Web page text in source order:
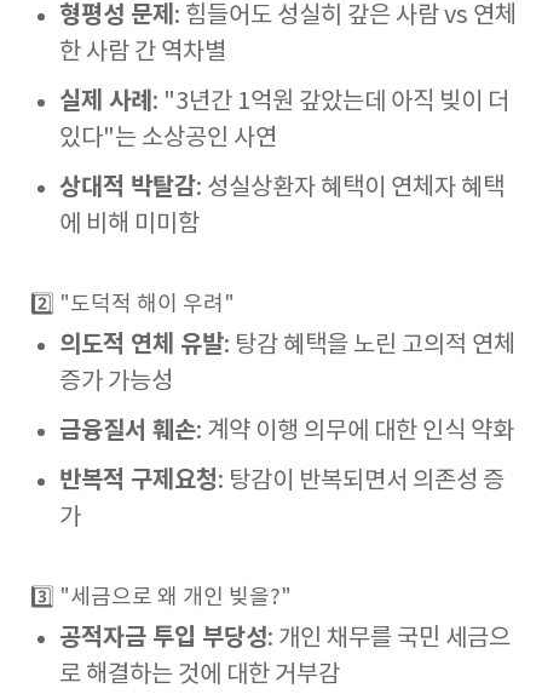
형평성 문제 : 힘들어도 성실히 갚은 사람 vs 연체
한 사람 간 역차별
실제 사례 : "3년간 1억원 갚았는데 아직 빚이 더
있다"는 소상공인 사연
상대적 박탈감: 성실상환자 혜택이 연체자 혜택
에 비해 미미함
2️⃣ "도덕적 해이 우려"
의도적 연체 유발: 탕감 혜택을 노린 고의적 연체
증가 가능성
금융질서 훼손: 계약 이행 의무에 대한 인식 약화
반복적 구제요청: 탕감이 반복되면서 의존성 증
가
3️⃣ "세금으로 왜 개인 빚을?"
공적자금 투입 부당성: 개인 채무를 국민 세금으
로 해결하는 것에 대한 거부감